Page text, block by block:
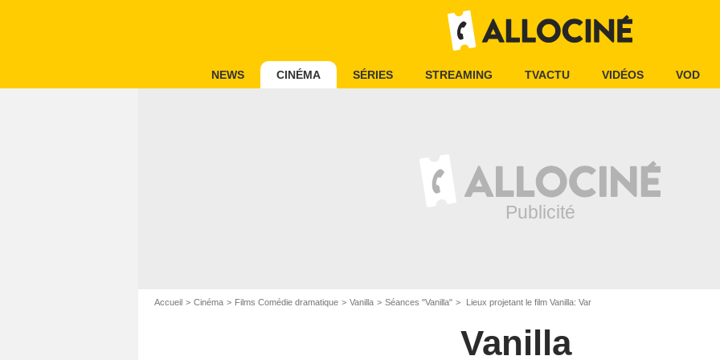
NEWS CINÉMA SÉRIES STREAMING TVACTU VIDÉOS VOD
Accueil Cinéma Films Comédie dramatique Vanilla Séances "Vanilla" Lieux projetant le film Vanilla: Var
Vanilla